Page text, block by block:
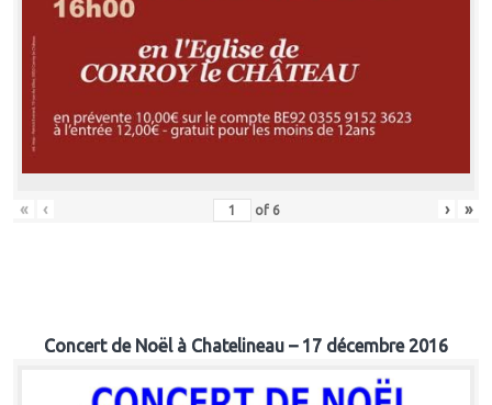
« ‹ of 6 › »
Concert de Noël à Chatelineau – 17 décembre 2016